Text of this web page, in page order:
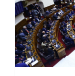
senadores por
representación
de desarrollo
convierta en un